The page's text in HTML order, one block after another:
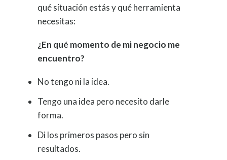
qué situación estás y qué herramienta
necesitas:
¿En qué momento de mi negocio me
encuentro?
No tengo ni la idea.
Tengo una idea pero necesito darle
forma.
Di los primeros pasos pero sin
resultados.